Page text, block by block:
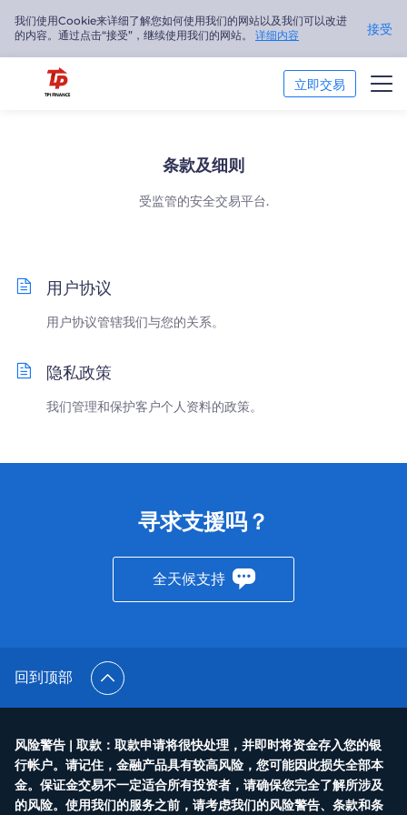
我们使用Cookie来详细了解您如何使用我们的网站以及我们可以改进
的内容。通过点击“接受”，继续使用我们的网站。 详细内容 接受
立即交易
关于我们
简体中文
Trader
条款及细则
受监管的安全交易平台.
用户协议
用户协议管辖我们与您的关系。
隐私政策
我们管理和保护客户个人资料的政策。
寻求支援吗？
全天候支持
回到顶部
风险警告 | 取款：取款申请将很快处理，并即时将资金存入您的银
行帐户。请记住，金融产品具有较高风险，您可能因此损失全部本
金。保证金交易不一定适合所有投资者，请确保您完全了解所涉及
的风险。使用我们的服务之前，请考虑我们的风险警告、条款和条